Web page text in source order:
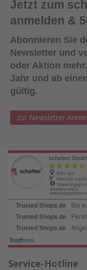
Jetzt zum
anmelden &
Abonnieren Sie
Newsletter und
oder Aktion
Jahr und ab
gültig.
zur Newsletter
Service-Hotline